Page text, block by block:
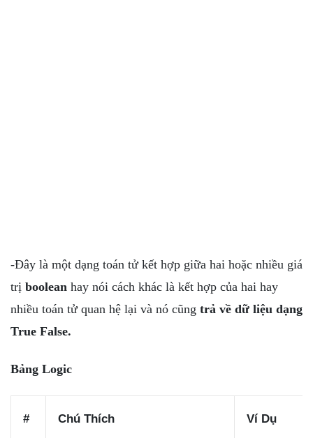
-Đây là một dạng toán tử kết hợp giữa hai hoặc nhiều giá
trị boolean hay nói cách khác là kết hợp của hai hay
nhiều toán tử quan hệ lại và nó cũng trả về dữ liệu dạng
True False.
Bảng Logic
# Chú Thích Ví Dụ